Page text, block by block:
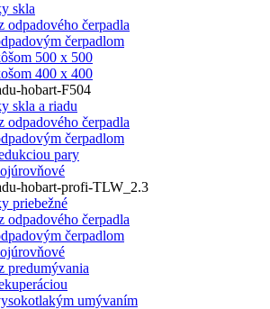
skla
odpadového čerpadla
čerpadlom
500 x 500
400 x 400
skla a riadu
odpadového čerpadla
čerpadlom
pary
priebežné
odpadového čerpadla
čerpadlom
predumývania
umývaním